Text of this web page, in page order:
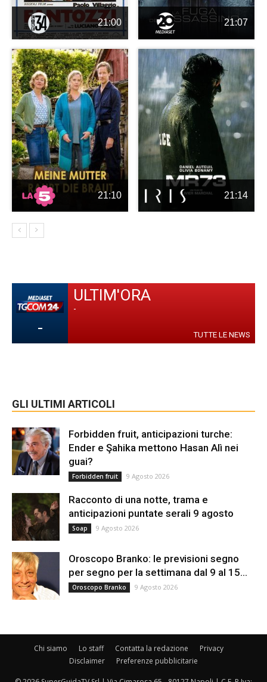
21:00 21:07
21:10 21:14
-
ULTIM'ORA
-
TUTTE LE NEWS
GLI ULTIMI ARTICOLI
Forbidden fruit, anticipazioni turche:
Ender e Şahika mettono Hasan Alì nei
guai?
Forbidden fruit 9 Agosto 2026
Racconto di una notte, trama e
anticipazioni puntate serali 9 agosto
Soap 9 Agosto 2026
Oroscopo Branko: le previsioni segno
per segno per la settimana dal 9 al 15...
Oroscopo Branko 9 Agosto 2026
Chi siamo Lo staff Contatta la redazione
Privacy
Disclaimer
Preferenze pubblicitarie